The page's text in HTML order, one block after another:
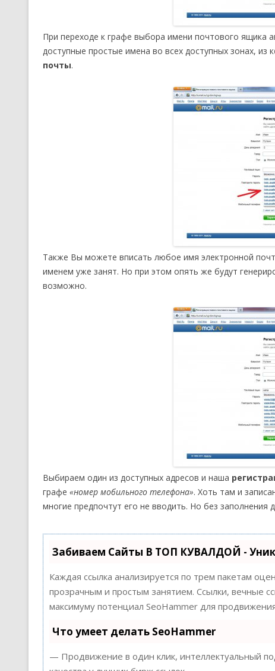
При переходе к графе выбора имени почтового ящика
доступные простые имена во всех доступных зонах,
почты.
Также Вы можете вписать любое имя электронной
именем уже занят. Но при этом опять же будут
возможно.
Выбираем один из доступных адресов и наша
графе «номер мобильного телефона». Хоть там и
многие предпочтут его не вводить. Но без заполнения
Забиваем Сайты В ТОП КУВАЛДОЙ -
Каждая ссылка анализируется по трем пакетам
прозрачным и простым занятием. Ссылки, вечные
максимуму потенциал SeoHammer для
Что умеет делать SeoHammer
— Продвижение в один клик, интеллектуальный